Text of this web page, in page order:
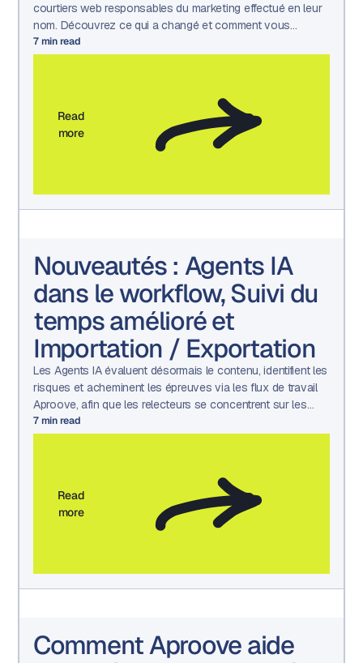
courtiers web responsables du marketing effectué en leur
nom. Découvrez ce qui a changé et comment vous
préparer.
7min read
Read
more
Nouveautés : Agents IA
dans le workflow, Suivi du
temps amélioré et
Importation / Exportation
Les Agents IA évaluent désormais le contenu, identifient les
risques et acheminent les épreuves via les flux de travail
Aproove, afin que les relecteurs se concentrent sur les
décisions qui nécessitent une intervention humaine.
7min read
Read
more
Comment Aproove aide